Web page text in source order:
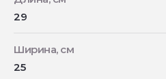
29
Ширина, см
25